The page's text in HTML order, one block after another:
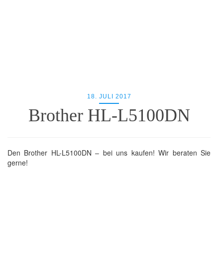
18. JULI 2017
Brother HL-L5100DN
Den Brother HL-L5100DN – bei uns kaufen! Wir beraten Sie
gerne!